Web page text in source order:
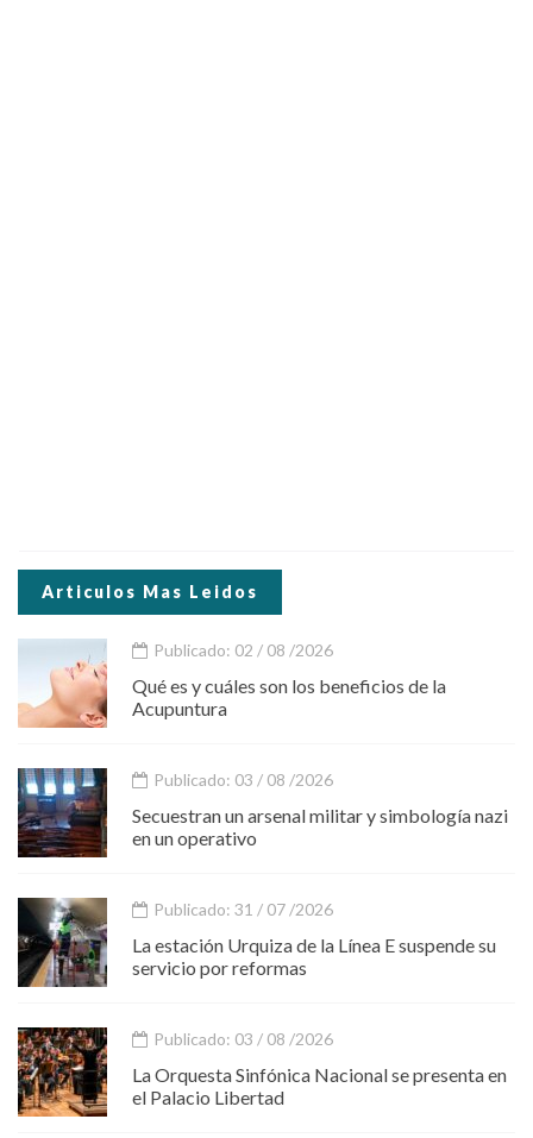
Articulos Mas Leidos
Publicado: 02 / 08 /2026
Qué es y cuáles son los beneficios de la
Acupuntura
Publicado: 03 / 08 /2026
Secuestran un arsenal militar y simbología nazi
en un operativo
Publicado: 31 / 07 /2026
La estación Urquiza de la Línea E suspende su
servicio por reformas
Publicado: 03 / 08 /2026
La Orquesta Sinfónica Nacional se presenta en
el Palacio Libertad